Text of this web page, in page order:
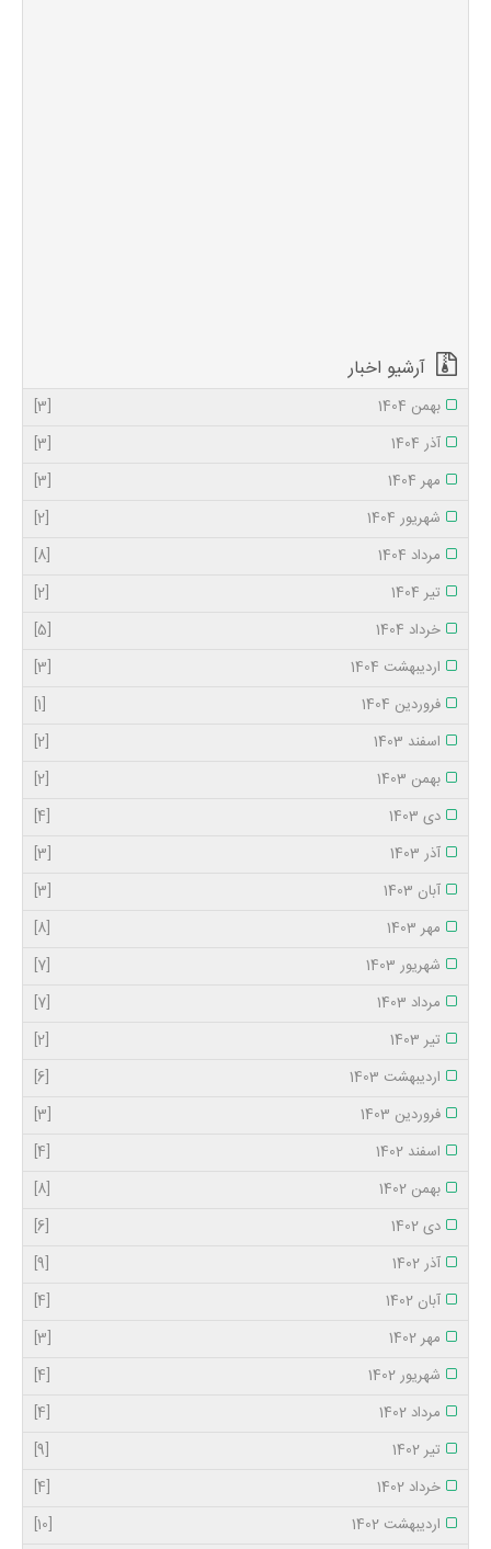
آرشیو اخبار
بهمن 1404
[3]
آذر 1404
[3]
مهر 1404
[3]
شهریور 1404
[2]
مرداد 1404
[8]
تیر 1404
[2]
خرداد 1404
[5]
اردیبهشت 1404
[3]
فروردین 1404
[1]
اسفند 1403
[2]
بهمن 1403
[2]
دی 1403
[4]
آذر 1403
[3]
آبان 1403
[3]
مهر 1403
[8]
شهریور 1403
[7]
مرداد 1403
[7]
تیر 1403
[2]
اردیبهشت 1403
[6]
فروردین 1403
[3]
اسفند 1402
[4]
بهمن 1402
[8]
دی 1402
[6]
آذر 1402
[9]
آبان 1402
[4]
مهر 1402
[3]
شهریور 1402
[4]
مرداد 1402
[4]
تیر 1402
[9]
خرداد 1402
[4]
اردیبهشت 1402
[10]